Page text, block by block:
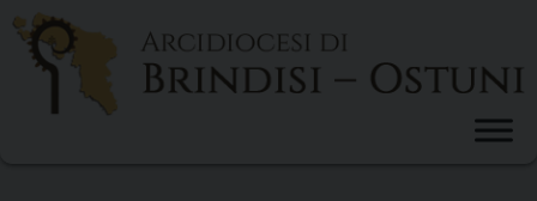
Skip
content